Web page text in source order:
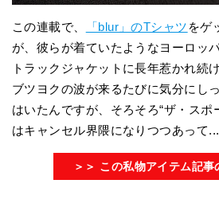
この連載で、 「blur」のTシャツ をゲ
が、彼らが着ていたようなヨーロッ
トラックジャケットに長年惹かれ続
ブツヨクの波が来るたびに気分にし
はいたんですが、そろそろ“ザ・スポ
はキャンセル界隈になりつつあって...
＞＞ この私物アイテム記事